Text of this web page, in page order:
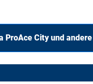
ProAce City und